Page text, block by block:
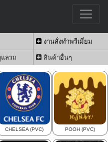
งานสั่งทำพรีเมี่ยม
ลรถ สินค้าอื่นๆ
CHELSEA (PVC) POOH (PVC)